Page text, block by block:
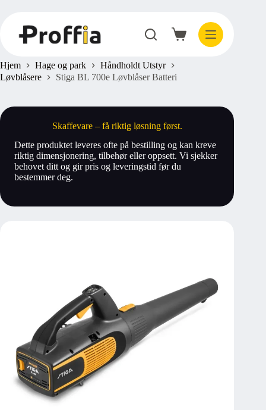
innholdet
Handlekurv
Hjem Hage og park
Håndholdt Utstyr
Løvblåsere
Stiga BL 700e Løvblåser Batteri
Skaffevare – få riktig løsning først.
Dette produktet leveres ofte på bestilling og kan kreve
riktig dimensjonering, tilbehør eller oppsett. Vi sjekker
behovet ditt og gir pris og leveringstid før du
bestemmer deg.